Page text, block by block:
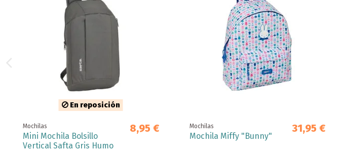
En reposición
Mochilas
Mini Mochila Bolsillo
Vertical Safta Gris Humo
8,95 € Mochilas
Mochila Miffy "Bunny"
31,95 €